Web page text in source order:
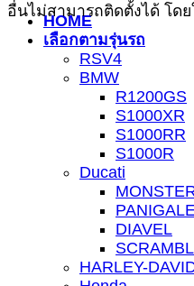
HOME
เลือกตามรุ่นรถ
RSV4
BMW
R1200GS
S1000XR
S1000RR
S1000R
Ducati
DIAVEL
HARLEY-
อื่นไม่สามารถติดตั้งได้ โด